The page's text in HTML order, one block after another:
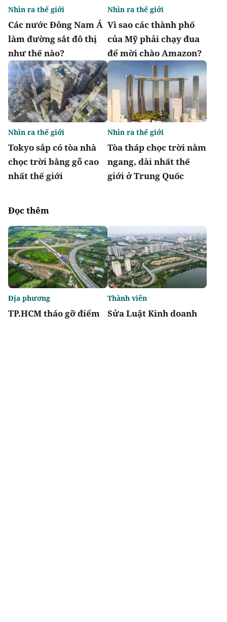
Các nước Đông Nam Á
làm đường sắt đô thị
như thế nào?
Nhìn ra thế giới
Vì sao các thành phố
của Mỹ phải chạy đua
để mời chào Amazon?
Nhìn ra thế giới
Tokyo sắp có tòa nhà
chọc trời bằng gỗ cao
nhất thế giới
Nhìn ra thế giới
Tòa tháp chọc trời nằm
ngang, dài nhất thế
giới ở Trung Quốc
Nhìn ra thế giới
Đọc thêm
TP.HCM tháo gỡ điểm
Địa phương
Sửa Luật Kinh doanh
Thành viên